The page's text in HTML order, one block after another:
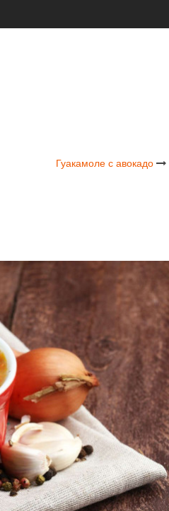
Гуакамоле с авокадо